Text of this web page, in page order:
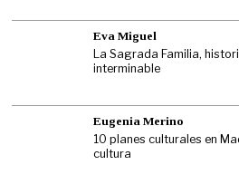
Eva Miguel
La Sagrada Familia,
interminable
Eugenia Merino
10 planes culturales en
cultura